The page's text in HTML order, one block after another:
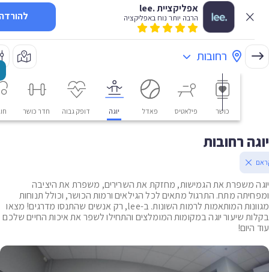
אפליקציית .lee
הרבה יותר נוח באפליקציה להורדה
רחובות
פילאטיס פאדל דופק גבוה חדר כושר חוגים
רחובות
משפרת את הגמישות, מחזקת את השרירים, משפרת את היציבה
מתח. התרגול מתאים לכל הגילאים ורמות הכושר, וכולל תנוחות
מגוונות המותאמות לרמות השונות. ב-lee, רק אנשים שהתנסו מדרגים! מצאו
שיעור יוגה במקומות המומלצים והתחילו לשפר את איכות החיים שלכם